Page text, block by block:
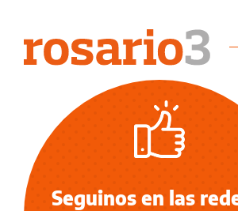
Seguinos en las